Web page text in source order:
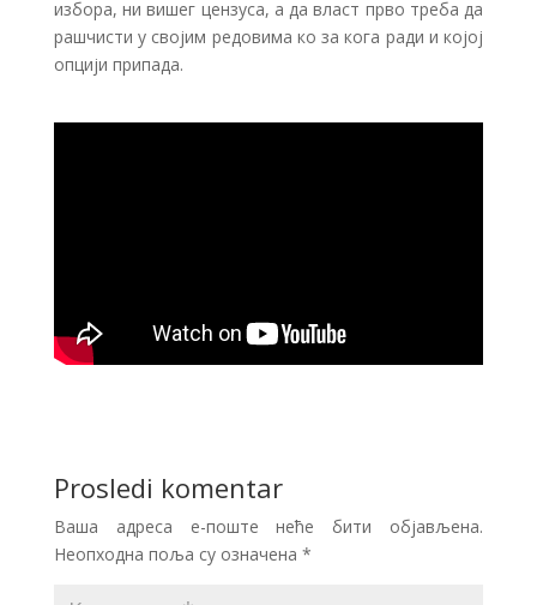
избора, ни вишег цензуса, а да власт прво треба да
рашчисти у својим редовима ко за кога ради и којој
опцији припада.
Prosledi komentar
Ваша адреса е-поште неће бити објављена.
Неопходна поља су означена *